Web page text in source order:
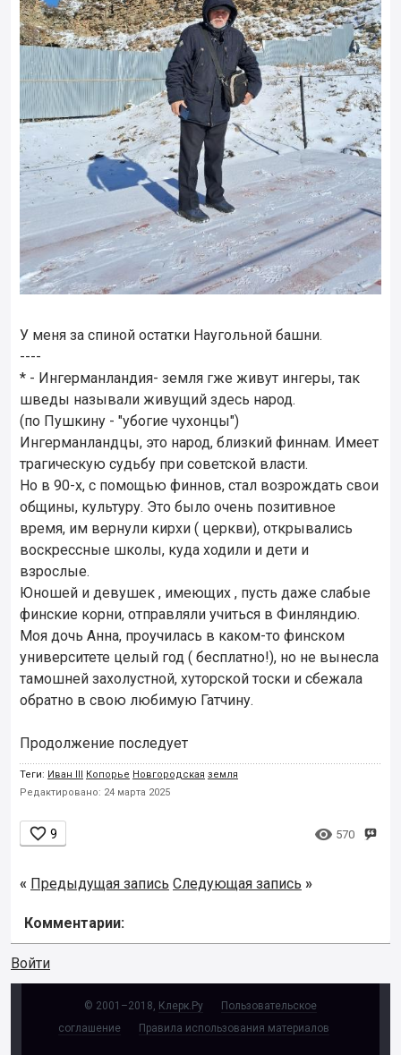
У меня за спиной остатки Наугольной башни.
----
* - Ингерманландия- земля гже живут ингеры, так
шведы называли живущий здесь народ.
(по Пушкину - "убогие чухонцы")
Ингерманландцы, это народ, близкий финнам. Имеет
трагическую судьбу при советской власти.
Но в 90-х, с помощью финнов, стал возрождать свои
общины, культуру. Это было очень позитивное
время, им вернули кирхи ( церкви), открывались
воскрессные школы, куда ходили и дети и
взрослые.
Юношей и девушек , имеющих , пусть даже слабые
финские корни, отправляли учиться в Финляндию.
Моя дочь Анна, проучилась в каком-то финском
университете целый год ( бесплатно!), но не вынесла
тамошней захолустной, хуторской тоски и сбежала
обратно в свою любимую Гатчину.
Продолжение последует
Теги: Иван III Копорье Новгородская земля
Редактировано: 24 марта 2025
 9  570
« Предыдущая запись Следующая запись »
Комментарии:
Войти
© 2001–2018, Клерк.Ру
Пользовательское
соглашение
Правила использования материалов